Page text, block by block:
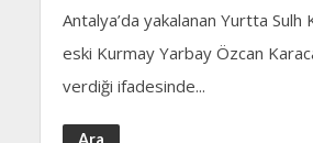
Antalya’da yakalanan Yurtta Sulh
eski Kurmay Yarbay Özcan
verdiği ifadesinde...